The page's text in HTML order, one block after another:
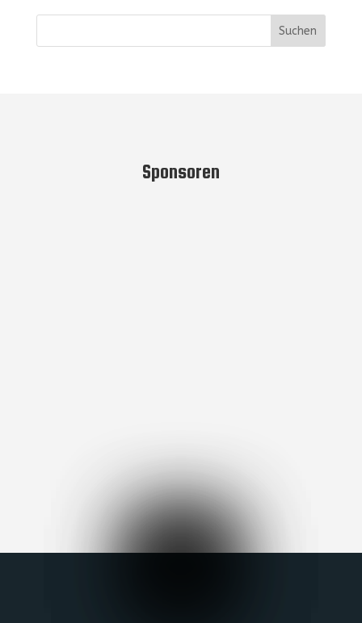
Sponsoren